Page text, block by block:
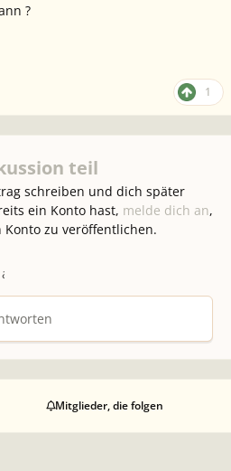
?
1
teil
schreiben und dich später
ein Konto hast, melde dich an,
zu veröffentlichen.
Mitglieder, die folgen